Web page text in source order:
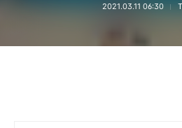
2021.03.11 06:30
Raycat :